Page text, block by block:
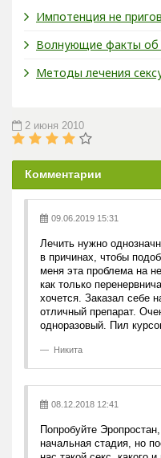
Импотенция не
Волнующие факты об
Методы лечения
2 июня 2010
Комментарии
09.06.2019 15:31
Лечить нужно
в причинах, чтобы
меня эта проблема на
как только
хочется. Заказал себе
отличный препарат.
одноразовый. Пил
Никита
08.12.2018 12:41
Попробуйте
начальная стадия, но